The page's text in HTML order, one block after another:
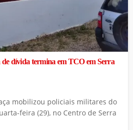
dívida termina em TCO em Serra
mobilizou policiais militares do
feira (29), no Centro de Serra